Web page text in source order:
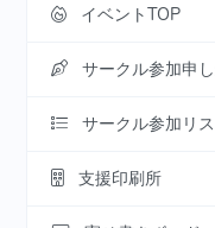
イベントTOP
サークル参加申
サークル参加リ
支援印刷所